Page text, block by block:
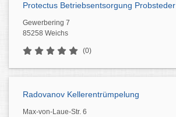
Protectus Betriebsentsorgung Probsteder
Gewerbering 7
85258 Weichs
(0)
Radovanov Kellerentrümpelung
Max-von-Laue-Str. 6